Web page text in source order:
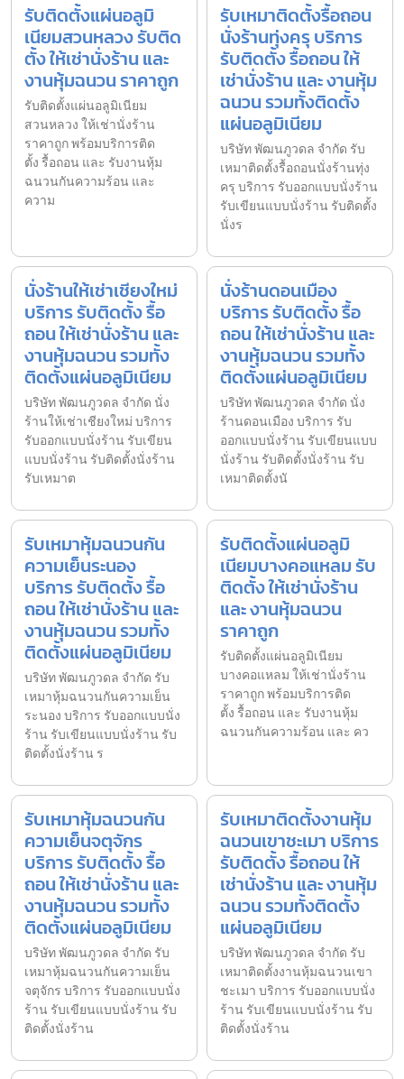
รับติดตั้งแผ่นอลูมิ
เนียมสวนหลวง รับติด
ตั้ง ให้เช่านั่งร้าน และ
งานหุ้มฉนวน ราคาถูก
รับติดตั้งแผ่นอลูมิเนียม
สวนหลวง ให้เช่านั่งร้าน
ราคาถูก พร้อมบริการติด
ตั้ง รื้อถอน และ รับงานหุ้ม
ฉนวนกันความร้อน และ
ความ
รับเหมาติดตั้งรื้อถอน
นั่งร้านทุ่งครุ บริการ
รับติดตั้ง รื้อถอน ให้
เช่านั่งร้าน และ งานหุ้ม
ฉนวน รวมทั้งติดตั้ง
แผ่นอลูมิเนียม
บริษัท พัฒนภูวดล จำกัด รับ
เหมาติดตั้งรื้อถอนนั่งร้านทุ่ง
ครุ บริการ รับออกแบบนั่งร้าน
รับเขียนแบบนั่งร้าน รับติดตั้ง
นั่งร
นั่งร้านให้เช่าเชียงใหม่
บริการ รับติดตั้ง รื้อ
ถอน ให้เช่านั่งร้าน และ
งานหุ้มฉนวน รวมทั้ง
ติดตั้งแผ่นอลูมิเนียม
บริษัท พัฒนภูวดล จำกัด นั่ง
ร้านให้เช่าเชียงใหม่ บริการ
รับออกแบบนั่งร้าน รับเขียน
แบบนั่งร้าน รับติดตั้งนั่งร้าน
รับเหมาต
นั่งร้านดอนเมือง
บริการ รับติดตั้ง รื้อ
ถอน ให้เช่านั่งร้าน และ
งานหุ้มฉนวน รวมทั้ง
ติดตั้งแผ่นอลูมิเนียม
บริษัท พัฒนภูวดล จำกัด นั่ง
ร้านดอนเมือง บริการ รับ
ออกแบบนั่งร้าน รับเขียนแบบ
นั่งร้าน รับติดตั้งนั่งร้าน รับ
เหมาติดตั้งนั
รับเหมาหุ้มฉนวนกัน
ความเย็นระนอง
บริการ รับติดตั้ง รื้อ
ถอน ให้เช่านั่งร้าน และ
งานหุ้มฉนวน รวมทั้ง
ติดตั้งแผ่นอลูมิเนียม
บริษัท พัฒนภูวดล จำกัด รับ
เหมาหุ้มฉนวนกันความเย็น
ระนอง บริการ รับออกแบบนั่ง
ร้าน รับเขียนแบบนั่งร้าน รับ
ติดตั้งนั่งร้าน ร
รับติดตั้งแผ่นอลูมิ
เนียมบางคอแหลม รับ
ติดตั้ง ให้เช่านั่งร้าน
และ งานหุ้มฉนวน
ราคาถูก
รับติดตั้งแผ่นอลูมิเนียม
บางคอแหลม ให้เช่านั่งร้าน
ราคาถูก พร้อมบริการติด
ตั้ง รื้อถอน และ รับงานหุ้ม
ฉนวนกันความร้อน และ คว
รับเหมาหุ้มฉนวนกัน
ความเย็นจตุจักร
บริการ รับติดตั้ง รื้อ
ถอน ให้เช่านั่งร้าน และ
งานหุ้มฉนวน รวมทั้ง
ติดตั้งแผ่นอลูมิเนียม
บริษัท พัฒนภูวดล จำกัด รับ
เหมาหุ้มฉนวนกันความเย็น
จตุจักร บริการ รับออกแบบนั่ง
ร้าน รับเขียนแบบนั่งร้าน รับ
ติดตั้งนั่งร้าน
รับเหมาติดตั้งงานหุ้ม
ฉนวนเขาชะเมา บริการ
รับติดตั้ง รื้อถอน ให้
เช่านั่งร้าน และ งานหุ้ม
ฉนวน รวมทั้งติดตั้ง
แผ่นอลูมิเนียม
บริษัท พัฒนภูวดล จำกัด รับ
เหมาติดตั้งงานหุ้มฉนวนเขา
ชะเมา บริการ รับออกแบบนั่ง
ร้าน รับเขียนแบบนั่งร้าน รับ
ติดตั้งนั่งร้าน